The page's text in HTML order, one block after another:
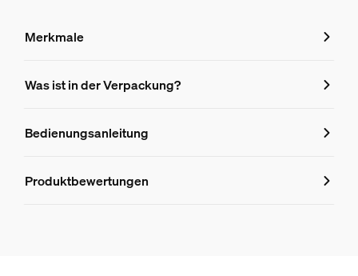
Merkmale
Merkmale
8719514434653
Design und Materialausführung
Was ist in der Verpackung?
Bedienungsanleitung
Produktbewertungen